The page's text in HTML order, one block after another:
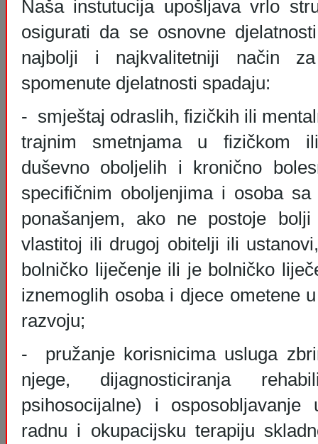
Naša instutucija upošljava vrlo
osigurati da se osnovne
najbolji i najkvalitetniji način
spomenute djelatnosti spadaju:
- smještaj odraslih, fizičkih ili
trajnim smetnjama u fizičkom
duševno oboljelih i kronično
specifičnim oboljenjima i osoba sa
ponašanjem, ako ne postoje
vlastitoj ili drugoj obitelji ili
bolničko liječenje ili je bolničko
iznemoglih osoba i djece ometene
razvoju;
- pružanje korisnicima usluga
njege, dijagnosticiranja
psihosocijalne) i osposobljavanje
radnu i okupacijsku terapiju